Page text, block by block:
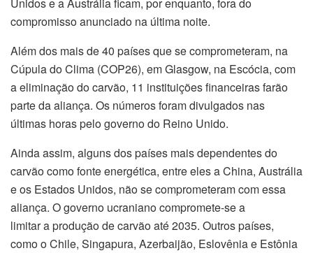
Unidos e a Austrália ficam, por enquanto, fora do
compromisso anunciado na última noite.
Além dos mais de 40 países que se comprometeram, na
Cúpula do Clima (COP26), em Glasgow, na Escócia, com
a eliminação do carvão, 11 instituições financeiras farão
parte da aliança. Os números foram divulgados nas
últimas horas pelo governo do Reino Unido.
Ainda assim, alguns dos países mais dependentes do
carvão como fonte energética, entre eles a China, Austrália
e os Estados Unidos, não se comprometeram com essa
aliança. O governo ucraniano compromete-se a
limitar a produção de carvão até 2035. Outros países,
como o Chile, Singapura, Azerbaijão, Eslovênia e Estônia